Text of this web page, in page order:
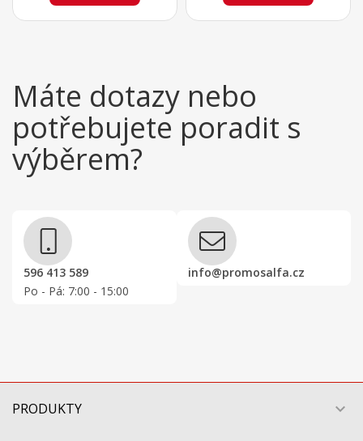
Máte dotazy nebo
potřebujete poradit s
výběrem?
596 413 589
Po - Pá: 7:00 - 15:00
info@promosalfa.cz
PRODUKTY 